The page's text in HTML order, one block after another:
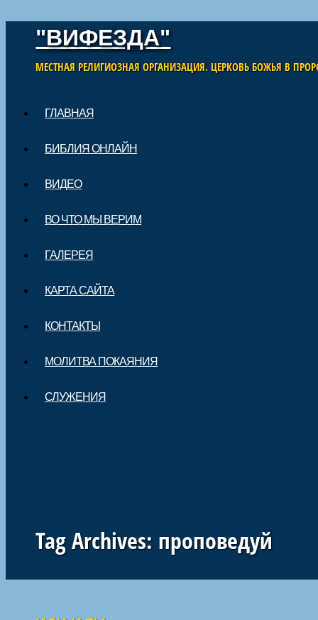
"ВИФЕЗДА"
МЕСТНАЯ РЕЛИГИОЗНАЯ ОРГАНИЗАЦИЯ. ЦЕРКОВЬ БОЖЬЯ В
Main menu
ГЛАВНАЯ
БИБЛИЯ ОНЛАЙН
ВИДЕО
ВО ЧТО МЫ ВЕРИМ
ГАЛЕРЕЯ
КАРТА САЙТА
КОНТАКТЫ
МОЛИТВА ПОКАЯНИЯ
СЛУЖЕНИЯ
Tag Archives: проповедуй